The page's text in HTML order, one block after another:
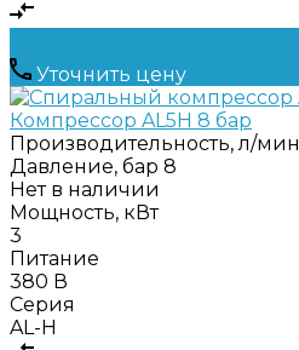
Уточнить цену
Компрессор AL5Н 8 бар
Производительность, л/мин
Давление, бар 8
Нет в наличии
Мощность, кВт
3
Питание
380 В
Серия
AL-H